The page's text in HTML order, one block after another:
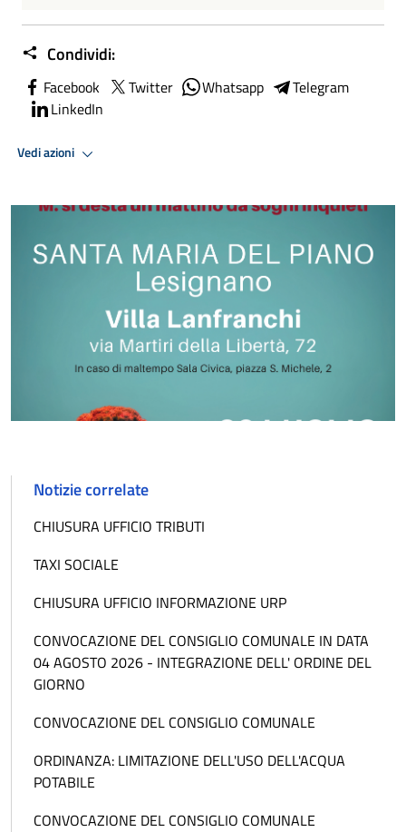
Condividi:
Facebook Twitter Whatsapp
Telegram
LinkedIn
Vedi azioni
Notizie correlate
CHIUSURA UFFICIO TRIBUTI
TAXI SOCIALE
CHIUSURA UFFICIO INFORMAZIONE URP
CONVOCAZIONE DEL CONSIGLIO COMUNALE IN DATA
04 AGOSTO 2026 - INTEGRAZIONE DELL' ORDINE DEL
GIORNO
CONVOCAZIONE DEL CONSIGLIO COMUNALE
ORDINANZA: LIMITAZIONE DELL'USO DELL'ACQUA
POTABILE
CONVOCAZIONE DEL CONSIGLIO COMUNALE